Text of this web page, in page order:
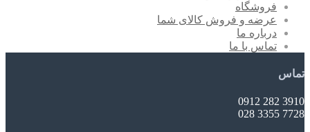
فروشگاه
عرضه و فروش کالای شما
درباره ما
تماس با ما
تماس
3910 282 0912
7728 3355 028